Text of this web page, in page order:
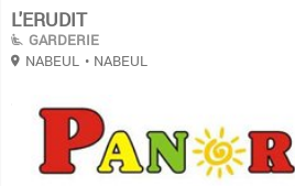
L'ERUDIT
GARDERIE
NABEUL • NABEUL